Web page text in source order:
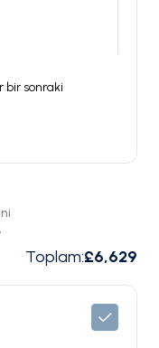
bir sonraki
Toplam:£6,629